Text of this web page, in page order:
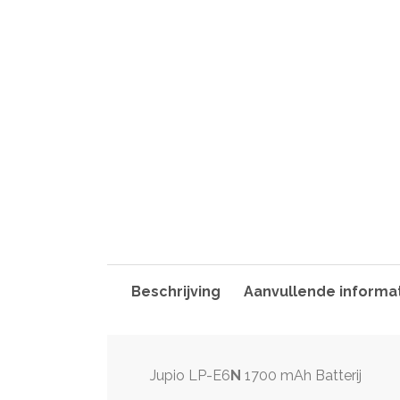
Beschrijving Aanvullende
Jupio LP-E6N 1700 mAh Batterij